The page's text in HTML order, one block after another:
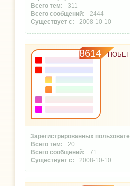
311
2444
2008-10-10
8614 ПОБЕГ
20
71
2008-10-10